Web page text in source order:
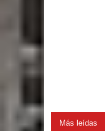
Más leídas